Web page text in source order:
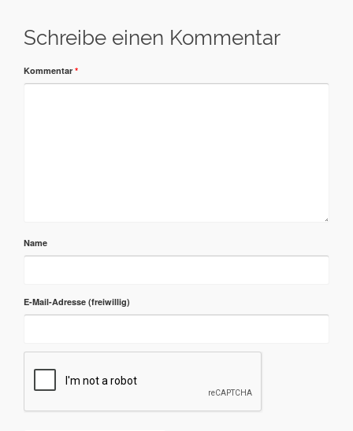
Schreibe einen Kommentar
Kommentar *
Name
E-Mail-Adresse